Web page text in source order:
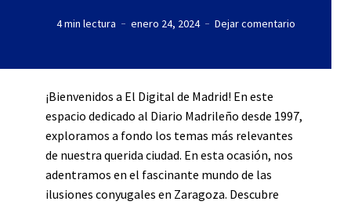
4 min lectura enero 24, 2024 Dejar comentario
¡Bienvenidos a El Digital de Madrid! En este
espacio dedicado al Diario Madrileño desde 1997,
exploramos a fondo los temas más relevantes
de nuestra querida ciudad. En esta ocasión, nos
adentramos en el fascinante mundo de las
ilusiones conyugales en Zaragoza. Descubre